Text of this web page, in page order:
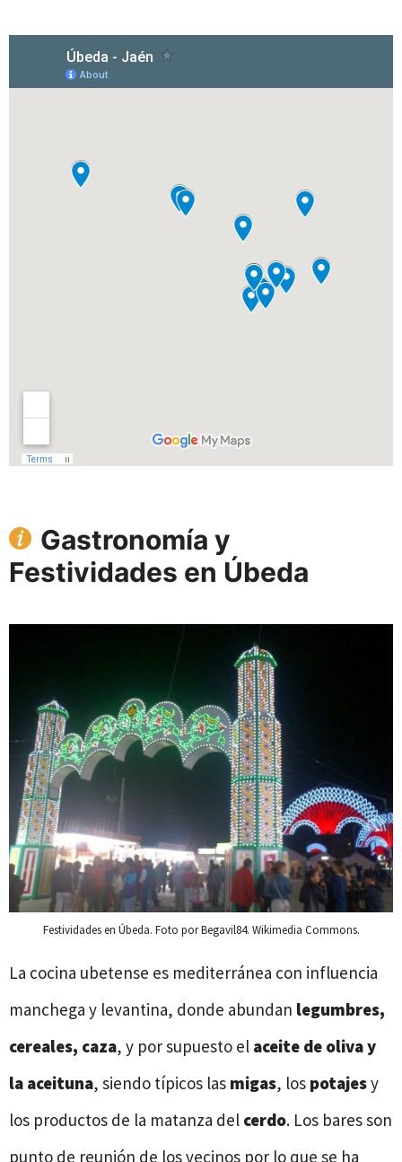
Gastronomía y
Festividades en Úbeda
Festividades en Úbeda. Foto por Begavil84. Wikimedia Commons.
La cocina ubetense es mediterránea con influencia
manchega y levantina, donde abundan legumbres,
cereales, caza, y por supuesto el aceite de oliva y
la aceituna, siendo típicos las migas, los potajesy
los productos de la matanza del cerdo. Los bares son
punto de reunión de los vecinos por lo que se ha